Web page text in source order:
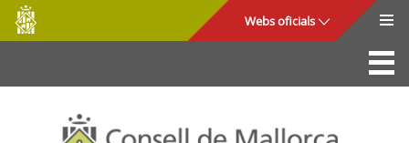
Salta al contingut principal
Consell
de
Mallorca
Webs oficials
La Seu
Consell de Mallorca